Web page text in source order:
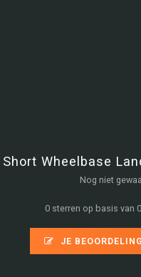
Short Wheelbase
Nog niet
0 sterren op basis van
JE